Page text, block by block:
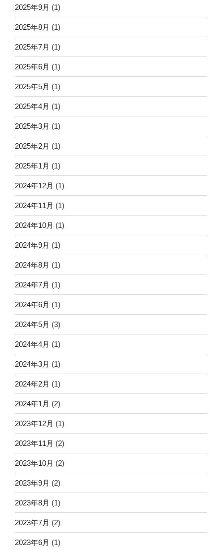
2025年9月 (1)
2025年8月 (1)
2025年7月 (1)
2025年6月 (1)
2025年5月 (1)
2025年4月 (1)
2025年3月 (1)
2025年2月 (1)
2025年1月 (1)
2024年12月 (1)
2024年11月 (1)
2024年10月 (1)
2024年9月 (1)
2024年8月 (1)
2024年7月 (1)
2024年6月 (1)
2024年5月 (3)
2024年4月 (1)
2024年3月 (1)
2024年2月 (1)
2024年1月 (2)
2023年12月 (1)
2023年11月 (2)
2023年10月 (2)
2023年9月 (2)
2023年8月 (1)
2023年7月 (2)
2023年6月 (1)